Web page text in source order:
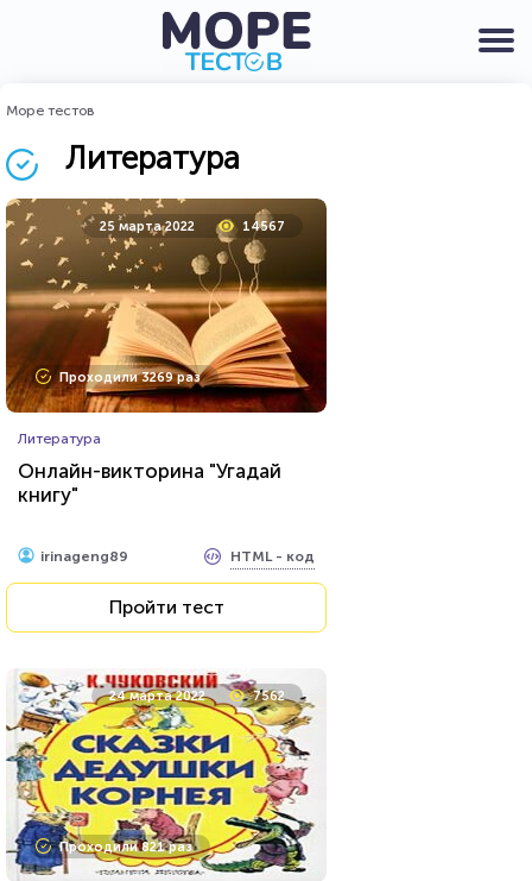
Море тестов
Литература
25 марта 2022 14567
Проходили 3269 раз
Литература
Онлайн-викторина "Угадай
книгу"
irinageng89 HTML - код
Пройти тест
24 марта 2022 7562
Проходили 821 раз